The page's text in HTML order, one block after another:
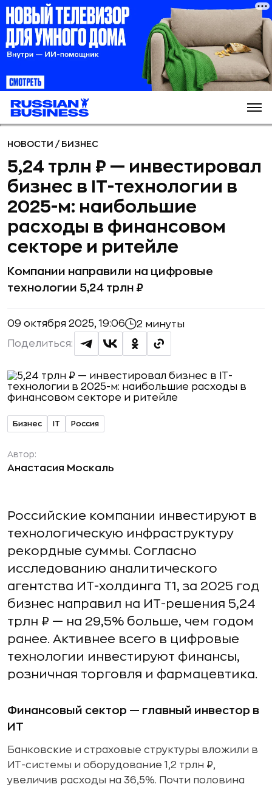
НОВОСТИ / БИЗНЕС
5,24 трлн ₽ — инвестировал
бизнес в IT-технологии в
2025-м: наибольшие
расходы в финансовом
секторе и ритейле
Компании направили на цифровые
технологии 5,24 трлн ₽
09 октября 2025, 19:06 2 минуты
Поделиться:
Бизнес IT Россия
Автор:
Анастасия Москаль
Российские компании инвестируют в
технологическую инфраструктуру
рекордные суммы. Согласно
исследованию аналитического
агентства ИТ-холдинга Т1, за 2025 год
бизнес направил на ИТ-решения 5,24
трлн ₽ — на 29,5% больше, чем годом
ранее. Активнее всего в цифровые
технологии инвестируют финансы,
розничная торговля и фармацевтика.
Финансовый сектор — главный инвестор в
ИТ
Банковские и страховые структуры вложили в
ИТ-системы и оборудование 1,2 трлн ₽,
увеличив расходы на 36,5%. Почти половина